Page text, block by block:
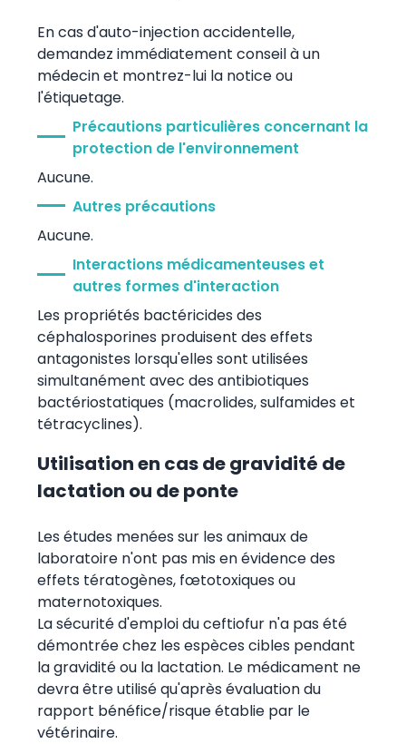
En cas d'auto-injection accidentelle,
demandez immédiatement conseil à un
médecin et montrez-lui la notice ou
l'étiquetage.
Précautions particulières concernant la
protection de l'environnement
Aucune.
Autres précautions
Aucune.
Interactions médicamenteuses et
autres formes d'interaction
Les propriétés bactéricides des
céphalosporines produisent des effets
antagonistes lorsqu'elles sont utilisées
simultanément avec des antibiotiques
bactériostatiques (macrolides, sulfamides et
tétracyclines).
Utilisation en cas de gravidité de
lactation ou de ponte
Les études menées sur les animaux de
laboratoire n'ont pas mis en évidence des
effets tératogènes, fœtotoxiques ou
maternotoxiques.
La sécurité d'emploi du ceftiofur n'a pas été
démontrée chez les espèces cibles pendant
la gravidité ou la lactation. Le médicament ne
devra être utilisé qu'après évaluation du
rapport bénéfice/risque établie par le
vétérinaire.